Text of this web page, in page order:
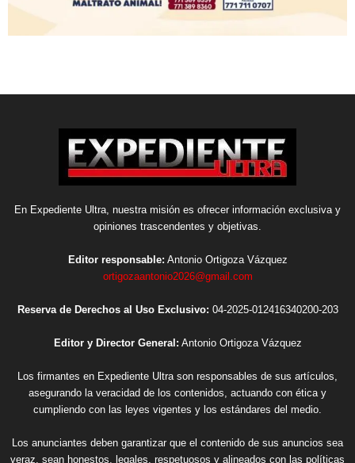
En Expediente Ultra, nuestra misión es ofrecer información exclusiva y
opiniones trascendentes y objetivas.
Editor responsable: Antonio Ortigoza Vázquez
ortigozaantonio2026@gmail.com
Reserva de Derechos al Uso Exclusivo: 04-2025-012416340200-203
Editor y Director General: Antonio Ortigoza Vázquez
Los firmantes en Expediente Ultra son responsables de sus artículos,
asegurando la veracidad de los contenidos, actuando con ética y
cumpliendo con las leyes vigentes y los estándares del medio.
Los anunciantes deben garantizar que el contenido de sus anuncios sea
veraz, sean honestos, legales, respetuosos y alineados con las políticas